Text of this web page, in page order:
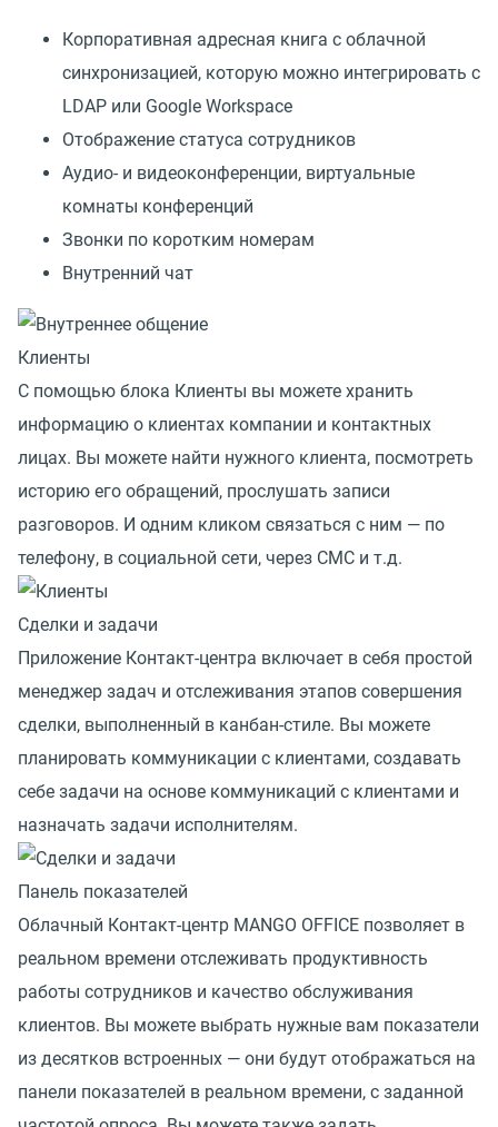
Корпоративная адресная книга с облачной
синхронизацией, которую можно интегрировать с
LDAP или Google Workspace
Отображение статуса сотрудников
Аудио- и видеоконференции, виртуальные
комнаты конференций
Звонки по коротким номерам
Внутренний чат
Клиенты
С помощью блока Клиенты вы можете хранить
информацию о клиентах компании и контактных
лицах. Вы можете найти нужного клиента, посмотреть
историю его обращений, прослушать записи
разговоров. И одним кликом связаться с ним — по
телефону, в социальной сети, через СМС и т.д.
Сделки и задачи
Приложение Контакт-центра включает в себя простой
менеджер задач и отслеживания этапов совершения
сделки, выполненный в канбан-стиле. Вы можете
планировать коммуникации с клиентами, создавать
себе задачи на основе коммуникаций с клиентами и
назначать задачи исполнителям.
Панель показателей
Облачный Контакт-центр MANGO OFFICE позволяет в
реальном времени отслеживать продуктивность
работы сотрудников и качество обслуживания
клиентов. Вы можете выбрать нужные вам показатели
из десятков встроенных — они будут отображаться на
панели показателей в реальном времени, с заданной